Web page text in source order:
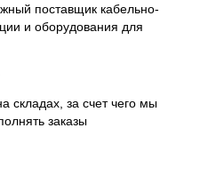
поставщик кабельно-
и оборудования для
складах, за счет чего мы
заказы